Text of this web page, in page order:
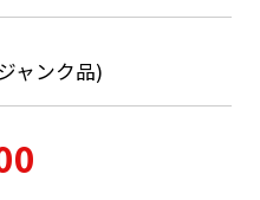
ャンク品)